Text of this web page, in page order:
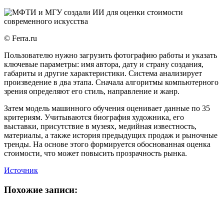
© Ferra.ru
Пользователю нужно загрузить фотографию работы и указать
ключевые параметры: имя автора, дату и страну создания,
габариты и другие характеристики. Система анализирует
произведение в два этапа. Сначала алгоритмы компьютерного
зрения определяют его стиль, направление и жанр.
Затем модель машинного обучения оценивает данные по 35
критериям. Учитываются биография художника, его
выставки, присутствие в музеях, медийная известность,
материалы, а также история предыдущих продаж и рыночные
тренды. На основе этого формируется обоснованная оценка
стоимости, что может повысить прозрачность рынка.
Источник
Похожие записи: